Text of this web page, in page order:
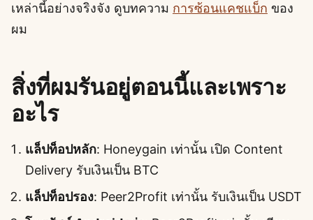
เหล่านี้อย่างจริงจัง ดูบทความ การซ้อนแคชแบ็ก ของ
ผม
สิ่งที่ผมรันอยู่ตอนนี้และเพราะ
อะไร
แล็ปท็อปหลัก: Honeygain เท่านั้น เปิด Content
Delivery รับเงินเป็น BTC
แล็ปท็อปรอง: Peer2Profit เท่านั้น รับเงินเป็น USDT